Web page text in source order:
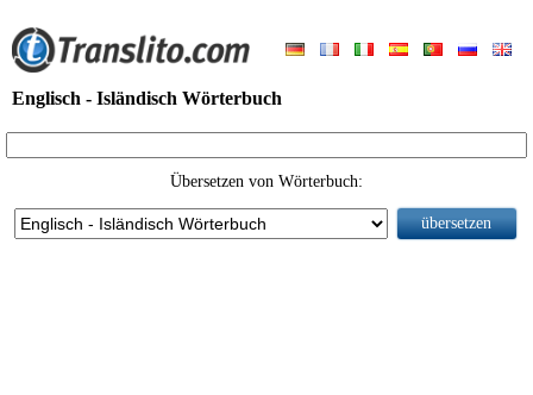
Englisch - Isländisch Wörterbuch
Übersetzen von Wörterbuch: